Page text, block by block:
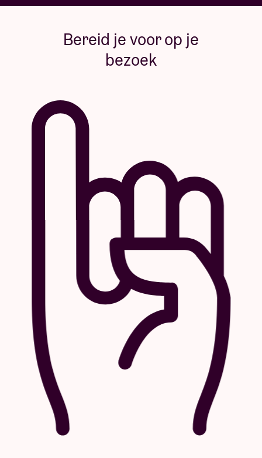
Bereid je voor op je
bezoek